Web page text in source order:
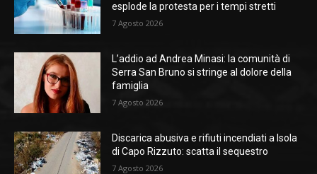
esplode la protesta per i tempi stretti
7 Agosto 2026
L’addio ad Andrea Minasi: la comunità di
Serra San Bruno si stringe al dolore della
famiglia
7 Agosto 2026
Discarica abusiva e rifiuti incendiati a Isola
di Capo Rizzuto: scatta il sequestro
7 Agosto 2026